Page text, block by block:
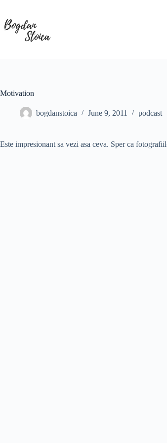
content
Motivation
bogdanstoica June 9, 2011 podcast
Este impresionant sa vezi asa ceva. Sper ca